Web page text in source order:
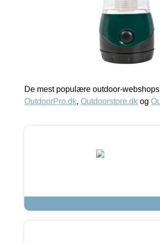
De mest populære outdoor-
OutdoorPro.dk, Outdoorstore.dk og